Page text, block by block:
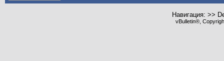
Навигация: >>
vBulletin®,